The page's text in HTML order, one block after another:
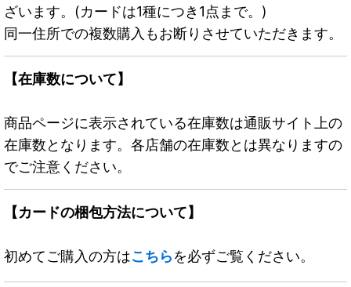
ざいます。(カードは1種につき1点まで。)
同一住所での複数購入もお断りさせていただきます。
【在庫数について】
商品ページに表示されている在庫数は通販サイト上の
在庫数となります。各店舗の在庫数とは異なりますの
でご注意ください。
【カードの梱包方法について】
初めてご購入の方はこちらを必ずご覧ください。